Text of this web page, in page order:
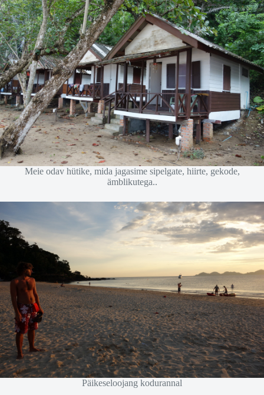
Meie odav hütike, mida jagasime sipelgate, hiirte, gekode,
ämblikutega..
Päikeseloojang kodurannal